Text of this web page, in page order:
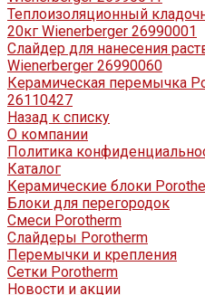
Теплоизоляционный
20кг Wienerbergеr 26990001
Слайдер для нанесения
Wienerberger 26990060
Керамическая перемычка
26110427
Назад к списку
О компании
Политика
Каталог
Керамические блоки
Блоки для перегородок
Смеси Porotherm
Слайдеры Porotherm
Перемычки и крепления
Сетки Porotherm
Новости и акции